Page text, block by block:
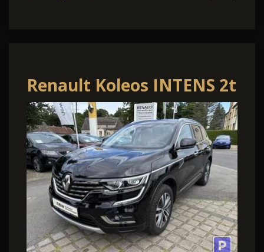
Renault Koleos INTENS 2t
Anhängelast